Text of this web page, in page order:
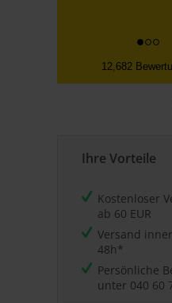
12,682
Ihre Vorteile
Kostenloser
ab 60 EUR
Versand
48h*
Persönliche
unter 040 60